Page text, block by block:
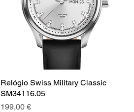
Relógio Swiss Military Classic
SM34116.05
Preço
199,00 €